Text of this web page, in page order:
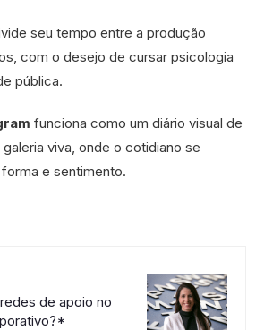
seu tempo entre a produção
com o desejo de cursar psicologia
pública.
funciona como um diário visual de
viva, onde o cotidiano se
e sentimento.
de apoio no